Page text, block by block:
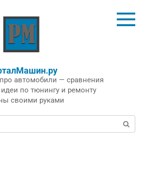
автомобили — сравнения
по тюнингу и ремонту
своими руками